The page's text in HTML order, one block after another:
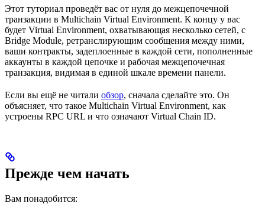
Этот туториал проведёт вас от нуля до межцепочечной
транзакции в Multichain Virtual Environment. К концу у вас
будет Virtual Environment, охватывающая несколько сетей, с
Bridge Module, ретранслирующим сообщения между ними,
ваши контракты, задеплоенные в каждой сети, пополненные
аккаунты в каждой цепочке и рабочая межцепочечная
транзакция, видимая в единой шкале времени панели.
Если вы ещё не читали обзор, сначала сделайте это. Он
объясняет, что такое Multichain Virtual Environment, как
устроены RPC URL и что означают Virtual Chain ID.
Прежде чем начать
Вам понадобится: